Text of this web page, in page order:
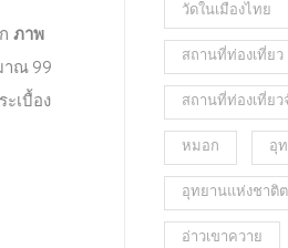
ภาพ
าณ 99
เบื้อง
วัดในเมืองไทย
สถานที่ท่องเที่ยว
สถานที่ท่องเที่ย
หมอก อุ
อุทยานแห่งชาติ
อ่าวเขาควาย